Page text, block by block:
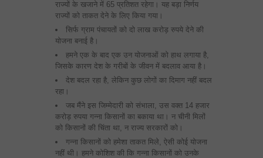
राज्‍यों के खजाने में 65 प्रतिशत रहेगा। यह बड़ा निर्णय
राज्‍यों को ताकत देने के लिए किया गया।
सिर्फ ग्राम पंचायतों को दो लाख करोड़ रुपये देने की
योजना बनाई है।
हमने एक के बाद एक उन योजनाओं को हाथ लगाया है,
जिसके कारण देश के गरीबों के जीवन में बदलाव आया है।
देश बदल रहा है, लेकिन कुछ लोगों का दिमाग नहीं बदल
रहा।
जब मैंने इस जिम्‍मेदारी को संभाला, उस वक्‍त 14 हजार
करोड़ रुपया गन्‍ना किसानों का बकाया था। न चीनी मिलों
को किसानों की चिंता था, न राज्‍य सरकारों को।
गन्‍ना किसानों को हमेशा ताकत मिले, ऐसी कोई योजना
नहीं थी। हमने कोशिश की कि गन्‍ना किसानों को उनके